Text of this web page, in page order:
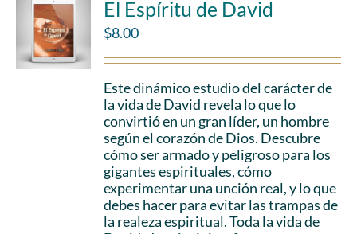
El Espíritu de David
$8.00
Este dinámico estudio del carácter de
la vida de David revela lo que lo
convirtió en un gran líder, un hombre
según el corazón de Dios. Descubre
cómo ser armado y peligroso para los
gigantes espirituales, cómo
experimentar una unción real, y lo que
debes hacer para evitar las trampas de
la realeza espiritual. Toda la vida de